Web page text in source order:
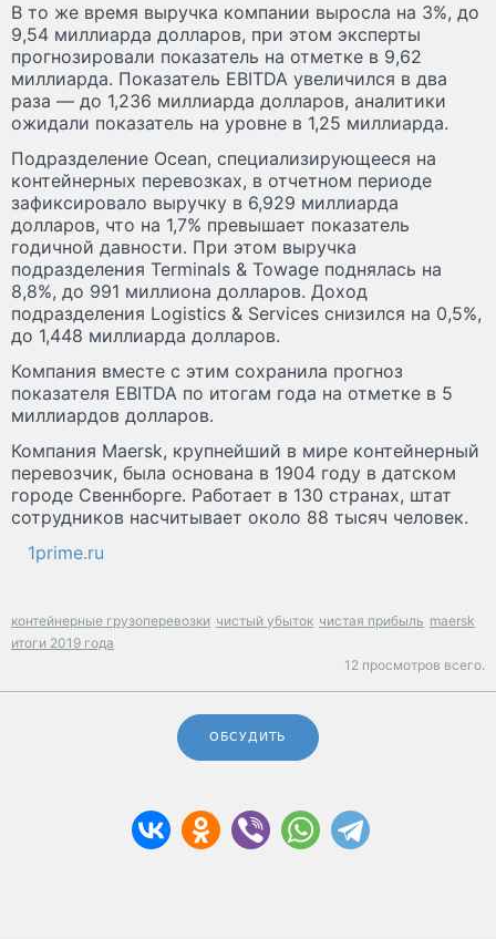
В то же время выручка компании выросла на 3%, до
9,54 миллиарда долларов, при этом эксперты
прогнозировали показатель на отметке в 9,62
миллиарда. Показатель EBITDA увеличился в два
раза — до 1,236 миллиарда долларов, аналитики
ожидали показатель на уровне в 1,25 миллиарда.
Подразделение Ocean, специализирующееся на
контейнерных перевозках, в отчетном периоде
зафиксировало выручку в 6,929 миллиарда
долларов, что на 1,7% превышает показатель
годичной давности. При этом выручка
подразделения Terminals & Towage поднялась на
8,8%, до 991 миллиона долларов. Доход
подразделения Logistics & Services снизился на 0,5%,
до 1,448 миллиарда долларов.
Компания вместе с этим сохранила прогноз
показателя EBITDA по итогам года на отметке в 5
миллиардов долларов.
Компания Maersk, крупнейший в мире контейнерный
перевозчик, была основана в 1904 году в датском
городе Свеннборге. Работает в 130 странах, штат
сотрудников насчитывает около 88 тысяч человек.
1prime.ru
контейнерные грузоперевозки чистый убыток чистая прибыль maersk
итоги 2019 года
12 просмотров всего.
ОБСУДИТЬ